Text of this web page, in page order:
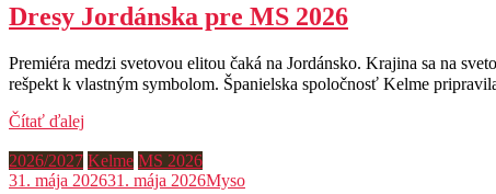
Dresy Jordánska pre MS 2026
Premiéra medzi svetovou elitou čaká na Jordánsko. Krajina sa na
Čítať ďalej
2026/2027 Kelme MS 2026
31. mája 202631. mája 2026Myso